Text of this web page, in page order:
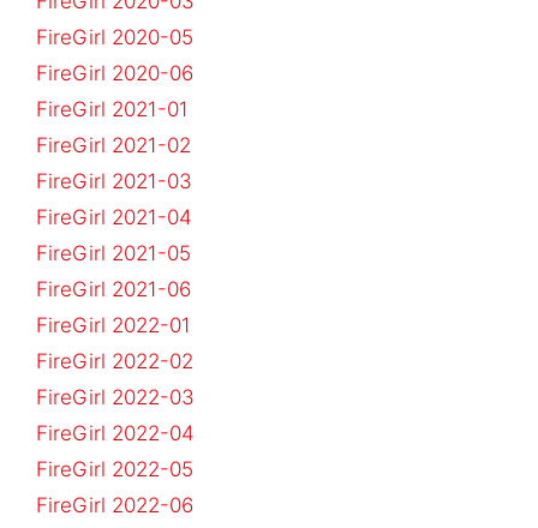
FireGirl 2020-05
FireGirl 2020-06
FireGirl 2021-01
FireGirl 2021-02
FireGirl 2021-03
FireGirl 2021-04
FireGirl 2021-05
FireGirl 2021-06
FireGirl 2022-01
FireGirl 2022-02
FireGirl 2022-03
FireGirl 2022-04
FireGirl 2022-05
FireGirl 2022-06